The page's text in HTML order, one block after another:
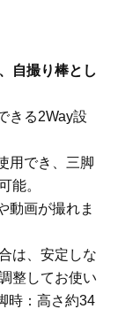
自撮り棒とし
きる2Way設
用でき、三脚
能。
動画が撮れま
は、安定しな
整してお使い
時：高さ約34